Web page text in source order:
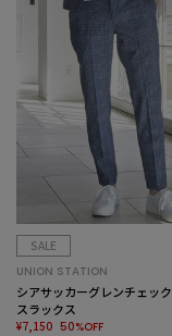
SALE
UNION STATION
シアサッカーグレンチェッ
スラックス
¥7,150 50%OFF